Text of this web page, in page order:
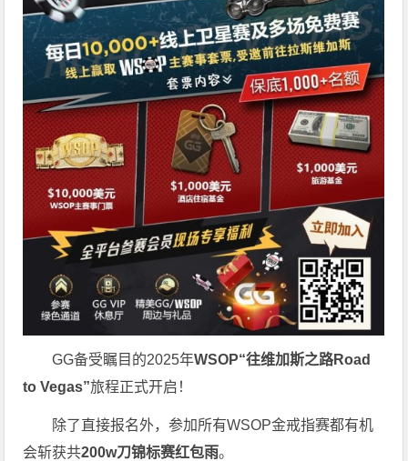
GG备受瞩目的2025年WSOP“往维加斯之路Road
to Vegas”旅程正式开启！
除了直接报名外，参加所有WSOP金戒指赛都有机
会斩获共200w刀锦标赛红包雨。